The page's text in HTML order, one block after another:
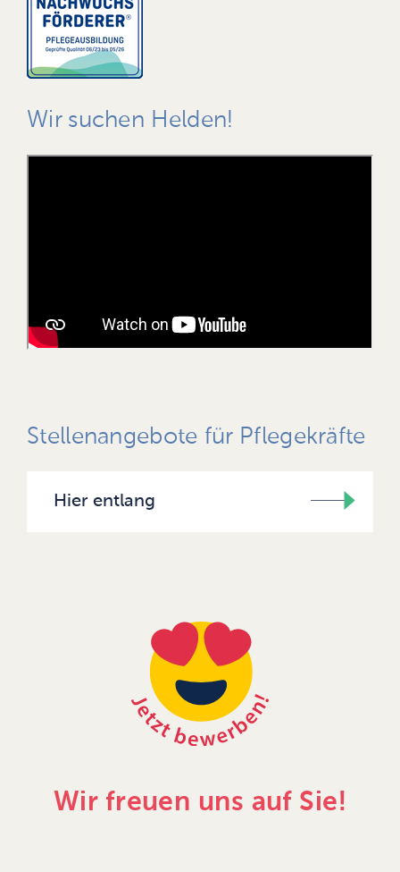
Wir suchen Helden!
Stellenangebote für Pflegekräfte
Hier entlang
Wir freuen uns auf Sie!